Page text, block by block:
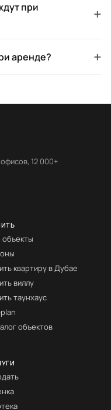
при
+
аренде? +
12 000+
объекты
квартиру в Дубае
виллу
таунхаус
объектов